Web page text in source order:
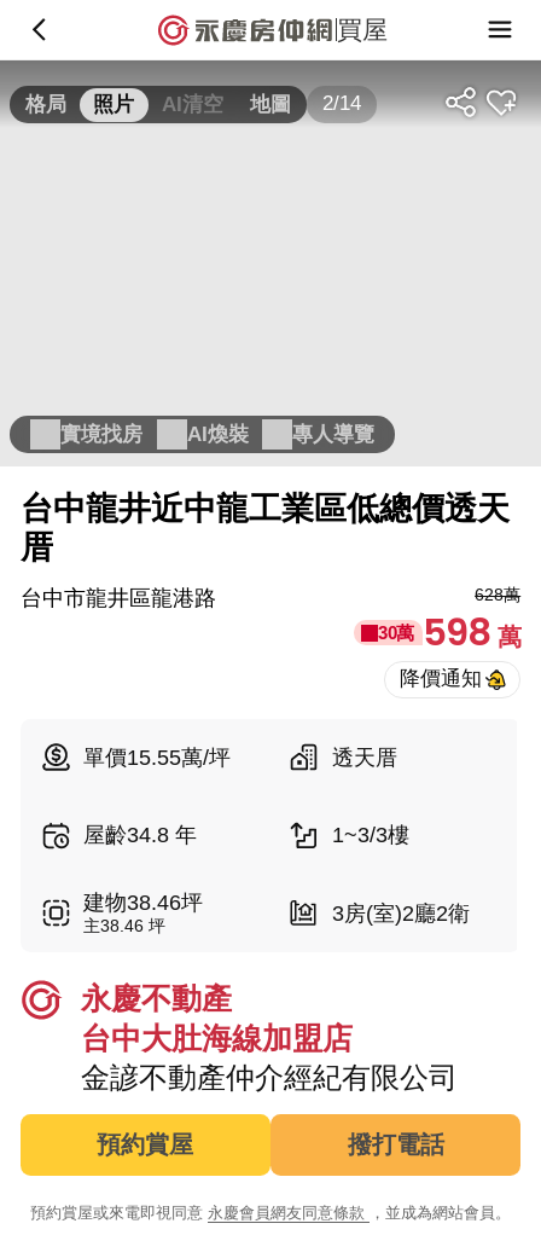
買屋
格局 照片 AI清空 地圖 2/14
實境找房 AI煥裝 專人導覽
台中龍井近中龍工業區低總價透天
厝
台中市龍井區龍港路 628萬
30萬 598萬
單價15.55萬/坪 透天厝
屋齡34.8 年 1~3/3樓
建物38.46坪
主38.46 坪 3房(室)2廳2衛
永慶不動產
台中大肚海線加盟店
金諺不動產仲介經紀有限公司
預約賞屋 撥打電話
預約賞屋或來電即視同意 永慶會員網友同意條款 ，並成為網站會員。